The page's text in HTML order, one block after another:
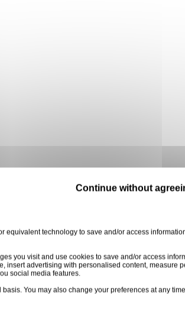
5.9X13mm (6080)
equivalent technology to save and/or access
you visit and use cookies to save and/or access
insert advertising with personalised content, measure
social media features.
You may also change your preferences at any
Continue without